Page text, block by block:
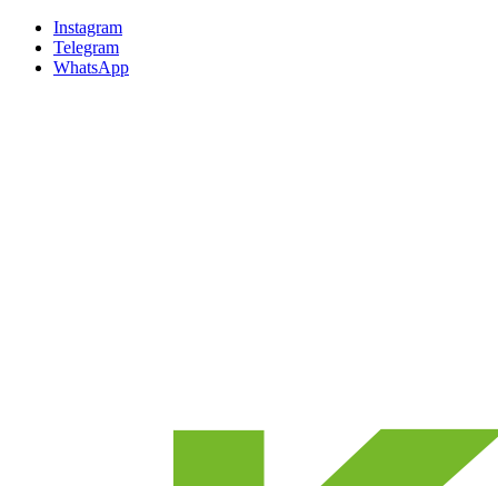
Instagram
Telegram
WhatsApp